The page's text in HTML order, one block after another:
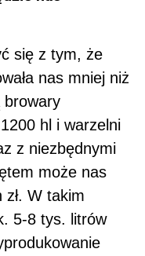
5-8 tys. litrów
jest nawet 5-
że
samą linię
5 lat. Do tych
koszt robót
obiektu.
wydłuży się, ale
pamiętać,
akcyzie, która